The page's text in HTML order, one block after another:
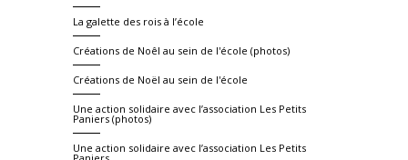
La galette des rois à l’école
Créations de Noêl au sein de l'école (photos)
Créations de Noël au sein de l'école
Une action solidaire avec l’association Les Petits
Paniers (photos)
Une action solidaire avec l’association Les Petits